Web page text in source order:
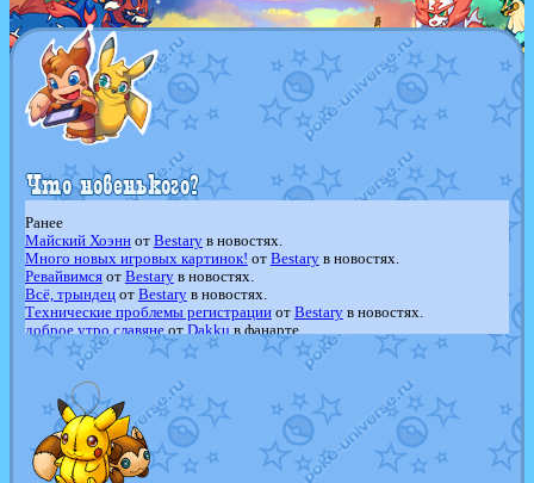
Ранее
Майский Хоэннот Bestaryв новостях.
Много новых игровых картинок! от Bestaryв новостях.
Ревайвимсяот Bestaryв новостях.
Всё, трындецот Bestaryв новостях.
Технические проблемы регистрацииот Bestaryв новостях.
доброе утро славянеот Dakku в фанарте.
Йолда и Мимикью отMavisNyanCatв фанарте.
Недовольный котомангуст
в фанарте.
The Dark Wishmaker
отRandomon
шадоу спиритомб
отilovearceus
в фанарте.
траббишотilovearceusв фанарте.
Raging BoltотGraceDaFox
в фанарте.
Shadow mismagiusотJOK_julia
в фанарте.
художникотvicavicaв фанарте.